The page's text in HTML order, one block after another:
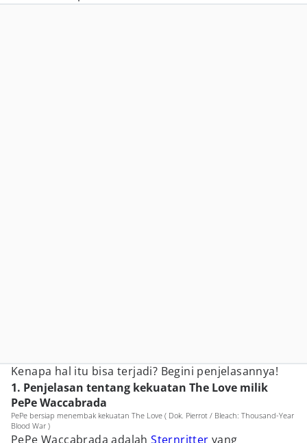
Kenapa hal itu bisa terjadi? Begini penjelasannya!
1. Penjelasan tentang kekuatan The Love milik
PePe Waccabrada
PePe bersiap menembak kekuatan The Love ( Dok. Pierrot / Bleach: Thousand-Year
Blood War )
PePe Waccabrada adalahSternritter yang